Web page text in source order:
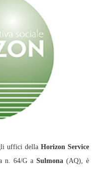
uffici dellaHorizon Service
n. 64/G a Sulmona (AQ), è